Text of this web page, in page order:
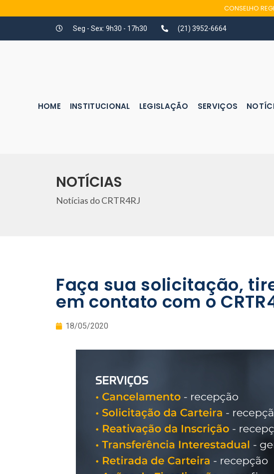
CONSELHO
Seg - Sex: 9h30 - 17h30 (21) 3952-6664
HOME INSTITUCIONAL LEGISLAÇÃO SERVIÇOS
NOTÍCIAS
Notícias do CRTR4RJ
Faça sua solicitação,
em contato com o
18/05/2020